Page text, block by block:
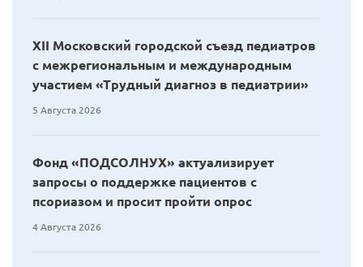
XII Московский городской съезд педиатров
с межрегиональным и международным
участием «Трудный диагноз в педиатрии»
5 Августа 2026
Фонд «ПОДСОЛНУХ» актуализирует
запросы о поддержке пациентов с
псориазом и просит пройти опрос
4 Августа 2026